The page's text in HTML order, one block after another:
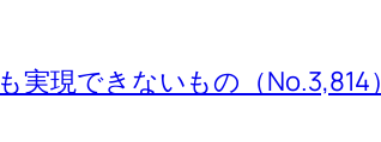
実現できないもの（No.3,814）